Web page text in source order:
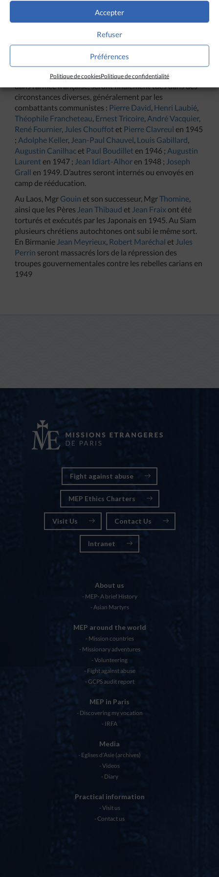
Accepter
Refuser
Préférences
Politique de cookiesPolitique de confidentialité
C’est le début de la guerre d’Indochine qui sévira jusqu’à
En tant que Français et en tant que prêtres, les
missionnaires sont des cibles privilégiées durant ces
années troubles. Beaucoup d’entre eux, arrêtés d’abord
par les Japonais, puis relâchés et pour certains mobilisés
dans l’armée française, seront finalement tués dans des
circonstances diverses, généralement par les
combattants communistes : Pierre David, Henri Laubié,
Théophile Francheteau, Ernest Tricoire, André Vacquier,
René Fournier, Jules Chouffot et Pierre Clavreul en 1945
; Adolphe Keller, Jean-Paul Chauvel, Louis Gabillard,
Augustin Canilhac et Paul Boudillet en 1946 ; Augustin
Laurent en 1947 ; Jean Idiart-Alhor en 1948 ; Joseph
Grall en 1949. D’autres seront internés ou envoyés en
camp de rééducation.
Au Laos, Mgr Gouin et son successeur, MgrThomine,
ainsi que les Pères Jean Thibaud et Jean Fraix ont été
torturés et exécutés par les Japonais en 1945. Au Siam
plusieurs chrétiens autochtones ont subi le même sort.
En Birmanie Jean Meyrieux, Robert Maréchal et Jules
Perrin seront massacrés lors de la répression des
troupes gouvernementales contre les rebelles carians en
1949
Fight against abuse
MEP Ethics Charters
Visit Us Contact Us
Intranet
About us
MEP- A brief History
Asian Martyrs
MEP around the world
Mission countries
Missionary adventures
Volunteering
Fight against abuse
GCPS audit report
MEP in Paris
Discovering my vocation
IRFA
Media
Eglises d’Asie (archives)
Videos
Diary
Practical information
Visit us
Contact us